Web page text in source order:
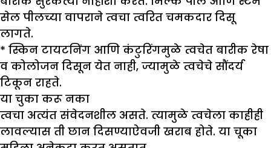
सेल पीलच्या वापराने त्वचा त्वरित चमकदार दिसू
लागते.
* स्किन टायटनिंग आणि कंटुरिंगमुळे त्वचेत बारीक रेषा
व कोलोजन दिसून येत नाही, ज्यामुळे त्वचेचे सौंदर्य
टिकून राहते.
या चुका करू नका
त्वचा अत्यंत संवेदनशील असते. त्यामुळे त्वचेला काहीही
लावल्यास ती छान दिसण्याऐवजी खराब होते. या चूका